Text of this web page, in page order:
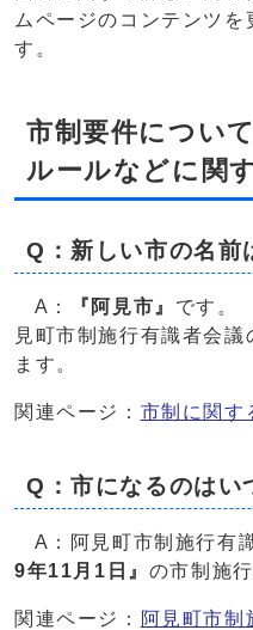
ムページのコンテンツを
す。
市制要件につい
ルールなどに関
Q：新しい市の名前
A： 『阿見市』 です。
見町市制施行有識者会議
ます。
関連ページ： 市制に関す
Q：市になるのはい
A：阿見町市制施行有
9年11月1日』 の市制施
関連ページ：
阿見町市